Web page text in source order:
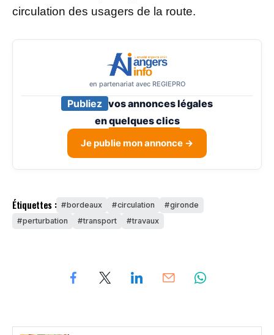
circulation des usagers de la route.
en partenariat avec REGIEPRO
Publiez vos annonces légales
enquelques clics
Je publie mon annonce →
Étiquettes : bordeaux circulation
gironde
perturbation
transport travaux